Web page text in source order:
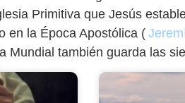
Primitiva que Jesús
en la Época Apostólica (
Mundial también guarda las